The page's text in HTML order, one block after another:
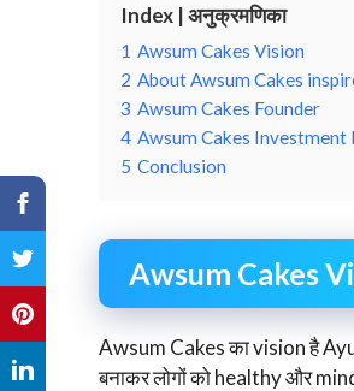
Index | अनुक्रमणिका
1 Awsum Cakes Vision
2 About Awsum Cakes
3 Awsum Cakes Founder
4 Awsum Cakes Investment
5 Conclusion
Awsum Cakes
Awsum Cakes का vision है
बनाकर लोगों को healthy और